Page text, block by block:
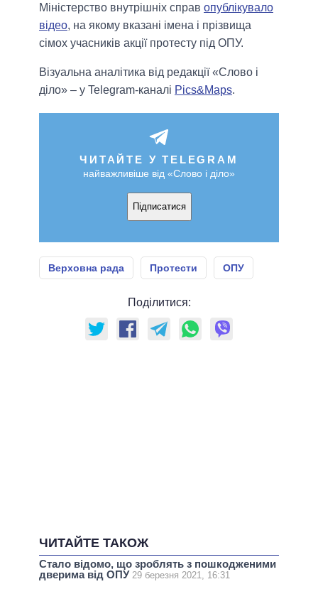
Міністерство внутрішніх справ опублікувало
відео, на якому вказані імена і прізвища
сімох учасників акції протесту під ОПУ.
Візуальна аналітика від редакції «Слово і
діло» – у Telegram-каналі Pics&Maps.
ЧИТАЙТЕ У TELEGRAM
найважливіше від «Слово і діло»
Підписатися
Верховна рада Протести ОПУ
Поділитися:
ЧИТАЙТЕ ТАКОЖ
Стало відомо, що зроблять з пошкодженими
дверима від ОПУ 29 березня 2021, 16:31